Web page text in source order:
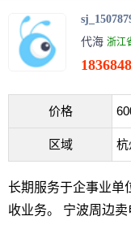
代海 浙江
价格
区域 杭
长期服务于企事业单
收业务。 宁波周边